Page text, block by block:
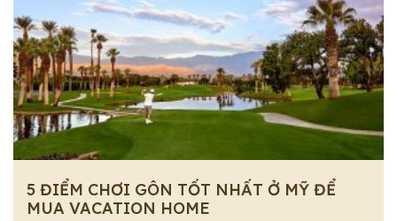
5 ĐIỂM CHƠI GÔN TỐT NHẤT Ở MỸ ĐỂ
MUA VACATION HOME